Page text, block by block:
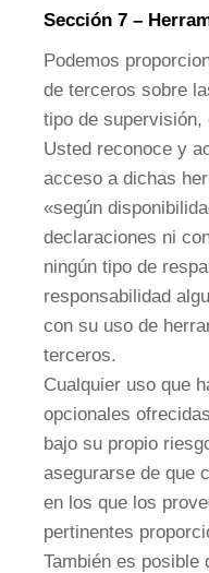
Sección 7 –
Podemos
de terceros sobre
tipo de
Usted reconoce y
acceso a dichas
«según
declaraciones ni
ningún tipo de
responsabilidad
con su uso de
terceros.
Cualquier uso que
opcionales
bajo su propio
asegurarse de que
en los que los
pertinentes
También es posible